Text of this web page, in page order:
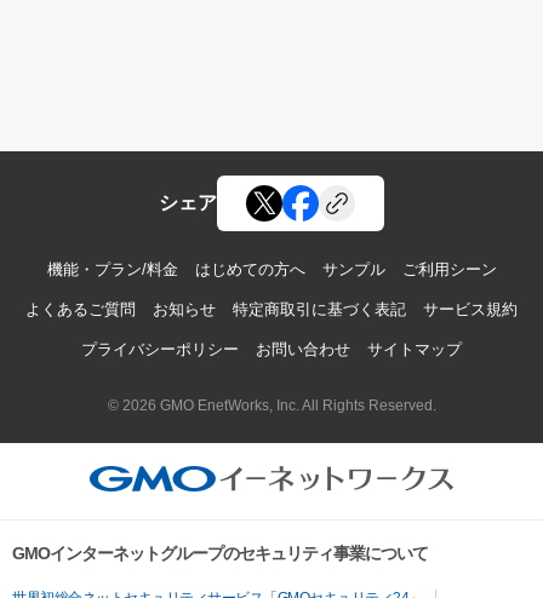
シェア
機能・プラン/料金 はじめての方へ サンプル ご利用シーン
よくあるご質問 お知らせ 特定商取引に基づく表記 サービス規約
プライバシーポリシー お問い合わせ サイトマップ
© 2026 GMO EnetWorks, Inc. All Rights Reserved.
GMOインターネットグループのセキュリティ事業について